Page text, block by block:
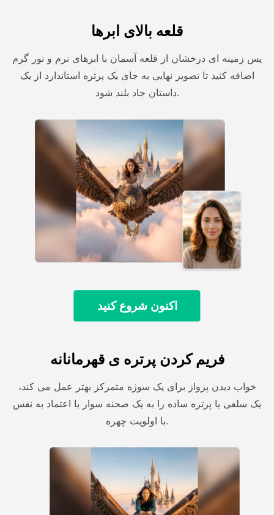
قلعه بالای ابرها
پس زمینه ای درخشان از قلعه آسمان با ابرهای نرم و نور گرم
اضافه کنید تا تصویر نهایی به جای یک پرتره استاندارد از یک
داستان جاد بلند شود.
اکنون شروع کنید
فریم کردن پرتره ی قهرمانانه
خواب دیدن پرواز برای یک سوژه متمرکز بهتر عمل می کند،
یک سلفی یا پرتره ساده را به یک صحنه سوار با اعتماد به نفس
با اولویت چهره.